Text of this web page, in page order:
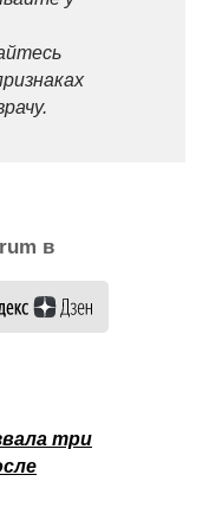
в
три